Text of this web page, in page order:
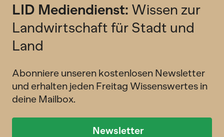
LID Mediendienst: Wissen zur
Landwirtschaft für Stadt und
Land
Abonniere unseren kostenlosen Newsletter
und erhalten jeden Freitag Wissenswertes in
deine Mailbox.
Newsletter